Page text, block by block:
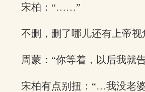
宋柏：“……”
不删，删了哪儿还有上帝视
周蒙：“你等着，以后我就
宋柏有点别扭：“…我没老